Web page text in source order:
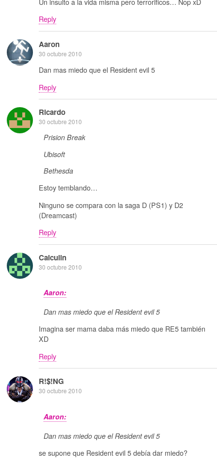
Reply
Aaron
30 octubre 2010
Dan mas miedo que el Resident evil 5
Reply
Ricardo
30 octubre 2010
Prision Break
Ubisoft
Bethesda
Estoy temblando…
Ninguno se compara con la saga D (PS1) y D2
(Dreamcast)
Reply
Calculin
30 octubre 2010
Aaron:
Dan mas miedo que el Resident evil 5
Imagina ser mama daba más miedo que RE5 también
XD
Reply
R!$!NG
30 octubre 2010
Aaron:
Dan mas miedo que el Resident evil 5
se supone que Resident evil 5 debía dar miedo?